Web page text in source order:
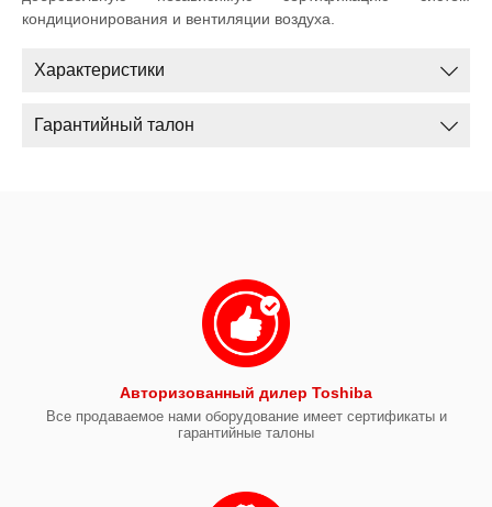
кондиционирования и вентиляции воздуха.
Характеристики
Гарантийный талон
Авторизованный дилер Toshiba
Все продаваемое нами оборудование имеет сертификаты и
гарантийные талоны